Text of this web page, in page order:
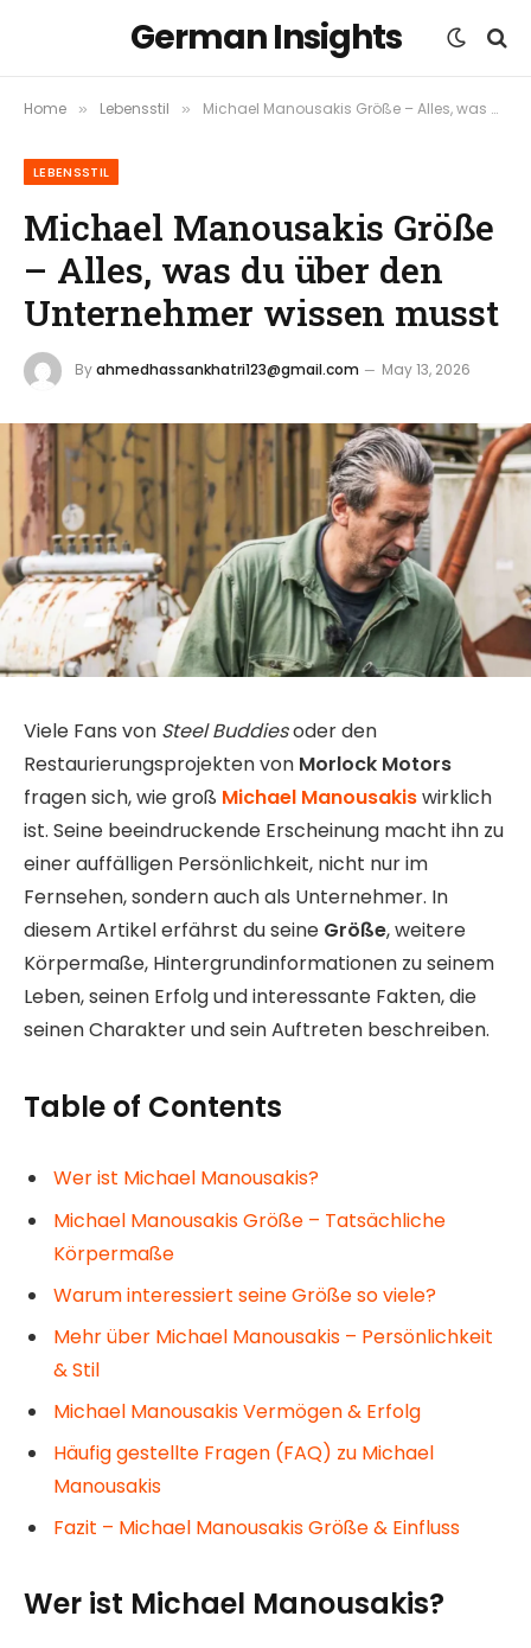
German Insights
Home » Lebensstil » Michael Manousakis Größe – Alles, was du über den Unternehmer wissen musst
LEBENSSTIL
Michael Manousakis Größe
– Alles, was du über den
Unternehmer wissen musst
Byahmedhassankhatri123@gmail.com May 13, 2026
Viele Fans von Steel Buddiesoder den
Restaurierungsprojekten von Morlock Motors
fragen sich, wie groß Michael Manousakiswirklich
ist. Seine beeindruckende Erscheinung macht ihn zu
einer auffälligen Persönlichkeit, nicht nur im
Fernsehen, sondern auch als Unternehmer. In
diesem Artikel erfährst du seine Größe, weitere
Körpermaße, Hintergrundinformationen zu seinem
Leben, seinen Erfolg und interessante Fakten, die
seinen Charakter und sein Auftreten beschreiben.
Table of Contents
Wer ist Michael Manousakis?
Michael Manousakis Größe – Tatsächliche
Körpermaße
Warum interessiert seine Größe so viele?
Mehr über Michael Manousakis – Persönlichkeit
& Stil
Michael Manousakis Vermögen & Erfolg
Häufig gestellte Fragen (FAQ) zu Michael
Manousakis
Fazit – Michael Manousakis Größe & Einfluss
Wer ist Michael Manousakis?